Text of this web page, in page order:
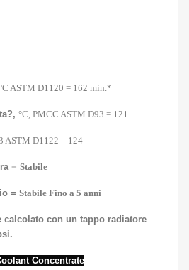
ASTM D1120 = 162 min.*
°C, PMCC ASTM D93 = 121
ASTM D1122 = 124
= Stabile
= Stabile Fino a 5 anni
con un tappo radiatore
Concentrate